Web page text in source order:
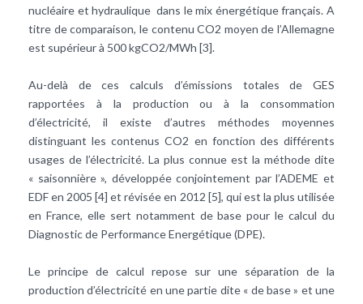
nucléaire et hydraulique dans le mix énergétique français. A
titre de comparaison, le contenu CO2 moyen de l’Allemagne
est supérieur à 500 kgCO2/MWh [3].
Au-delà de ces calculs d’émissions totales de GES
rapportées à la production ou à la consommation
d’électricité, il existe d’autres méthodes moyennes
distinguant les contenus CO2 en fonction des différents
usages de l’électricité. La plus connue est la méthode dite
« saisonnière », développée conjointement par l’ADEME et
EDF en 2005 [4] et révisée en 2012 [5], qui est la plus utilisée
en France, elle sert notamment de base pour le calcul du
Diagnostic de Performance Energétique (DPE).
Le principe de calcul repose sur une séparation de la
production d’électricité en une partie dite « de base » et une